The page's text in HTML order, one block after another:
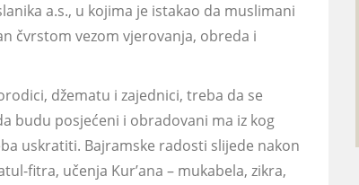
a.s., u kojima je istakao da muslimani
čvrstom vezom vjerovanja, obreda i
džematu i zajednici, treba da se
budu posjećeni i obradovani ma iz kog
uskratiti. Bajramske radosti slijede nakon
fitra, učenja Kur’ana – mukabela, zikra,